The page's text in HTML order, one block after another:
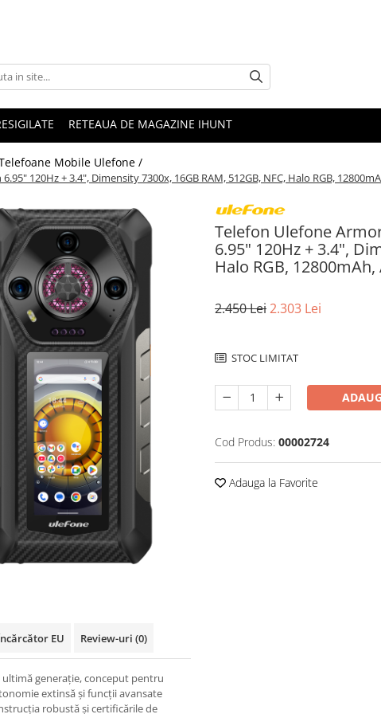
RETEAUA DE MAGAZINE IHUNT
Mobile Ulefone /
120Hz + 3.4", Dimensity 7300x, 16GB RAM, 512GB, NFC, Halo RGB,
Telefon Ulefone
6.95" 120Hz + 3.4",
Halo RGB,
2.450 Lei2.303 Lei
STOC LIMITAT
Cod Produs: 00002724
Adauga la Favorite
EU Review-uri (0)
generație, conceput pentru
extinsă și funcții avansate
robustă și certificările de